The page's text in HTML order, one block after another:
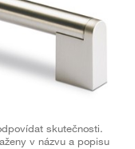
skutečnosti.
v názvu a popisu